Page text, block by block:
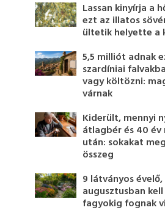
Lassan kinyírja a
ezt az illatos
ültetik helyette a
5,5 milliót adnak
szardíniai
vagy költözni:
várnak
Kiderült, mennyi
átlagbér és 40 év
után: sokakat
összeg
9 látványos
augusztusban
fagyokig fognak